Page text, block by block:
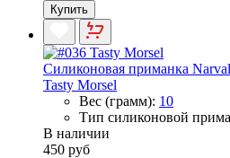
Купить
Силиконовая приманка
Tasty Morsel
Вес (грамм): 10
Тип силиконовой
В наличии
450 руб